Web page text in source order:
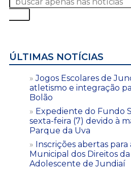
ÚLTIMAS NOTÍCIAS
Jogos Escolares de
atletismo e integração
Bolão
Expediente do Fundo
sexta-feira (7) devido à
Parque da Uva
Inscrições abertas para
Municipal dos Direitos
Adolescente de Jundiaí